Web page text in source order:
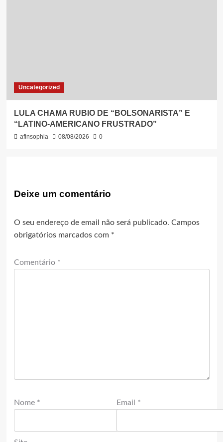
Uncategorized
LULA CHAMA RUBIO DE “BOLSONARISTA” E
“LATINO-AMERICANO FRUSTRADO”
afinsophia 08/08/2026 0
Deixe um comentário
O seu endereço de email não será publicado. Campos
obrigatórios marcados com *
Comentário *
Nome * Email *